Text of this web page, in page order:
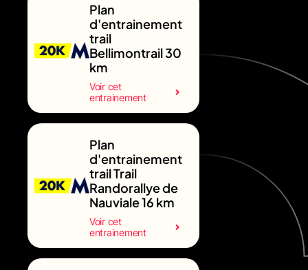
Plan
d'entrainement
trail
Bellimontrail 30
km
Voir cet
entrainement
Plan
d'entrainement
trail Trail
Randorallye de
Nauviale 16 km
Voir cet
entrainement